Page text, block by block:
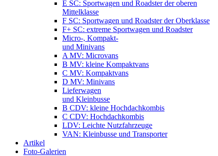
E SC: Sportwagen und Roadster der oberen
Mittelklasse
F SC: Sportwagen und Roadster der Oberklasse
F+ SC: extreme Sportwagen und Roadster
Micro-, Kompakt-
und Minivans
A MV: Microvans
B MV: kleine Kompaktvans
C MV: Kompaktvans
D MV: Minivans
Lieferwagen
und Kleinbusse
B CDV: kleine Hochdachkombis
C CDV: Hochdachkombis
LDV: Leichte Nutzfahrzeuge
VAN: Kleinbusse und Transporter
Artikel
Foto-Galerien